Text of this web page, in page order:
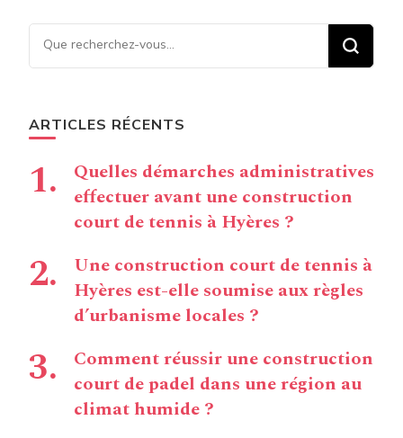
Vous recherchiez quelque
chose ?
ARTICLES RÉCENTS
Quelles démarches administratives
effectuer avant une construction
court de tennis à Hyères ?
Une construction court de tennis à
Hyères est-elle soumise aux règles
d’urbanisme locales ?
Comment réussir une construction
court de padel dans une région au
climat humide ?